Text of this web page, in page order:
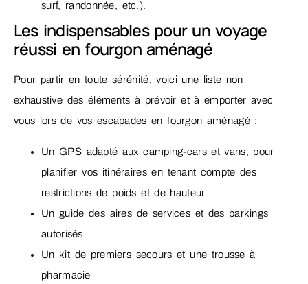
surf, randonnée, etc.).
Les indispensables pour un voyage
réussi en fourgon aménagé
Pour partir en toute sérénité, voici une liste non
exhaustive des éléments à prévoir et à emporter avec
vous lors de vos escapades en fourgon aménagé :
Un GPS adapté aux camping-cars et vans, pour
planifier vos itinéraires en tenant compte des
restrictions de poids et de hauteur
Un guide des aires de services et des parkings
autorisés
Un kit de premiers secours et une trousse à
pharmacie